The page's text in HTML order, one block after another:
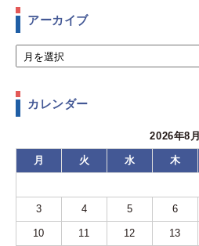
アーカイブ
カレンダー
2026年8月
月 火 水 木
3 4 5 6
10 11 12 13